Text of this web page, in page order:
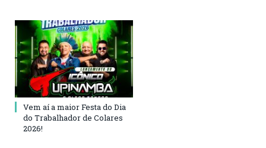
Vem aí a maior Festa do Dia
do Trabalhador de Colares
2026!